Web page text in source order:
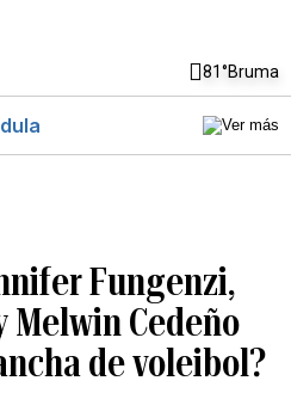
81°Bruma
Fungenzi,
Melwin Cedeño
de voleibol?